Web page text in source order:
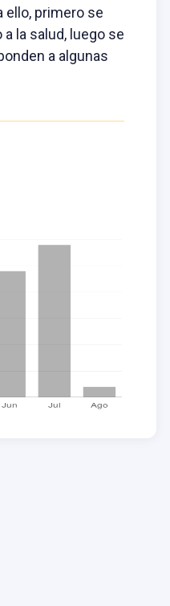
ello, primero se
la salud, luego se
a algunas